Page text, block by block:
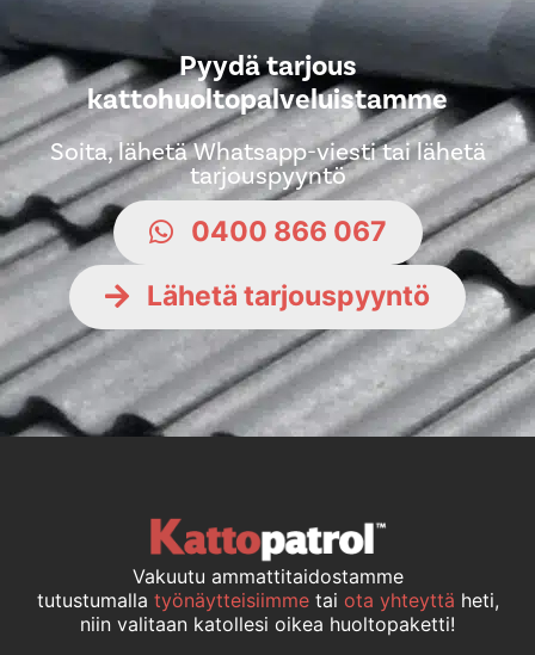
Pyydä tarjous
kattohuoltopalveluistamme
Soita, lähetä Whatsapp-viesti tai lähetä
tarjouspyyntö
0400 866 067
Lähetä tarjouspyyntö
Vakuutu ammattitaidostamme
tutustumalla työnäytteisiimme tai ota yhteyttä heti,
niin valitaan katollesi oikea huoltopaketti!